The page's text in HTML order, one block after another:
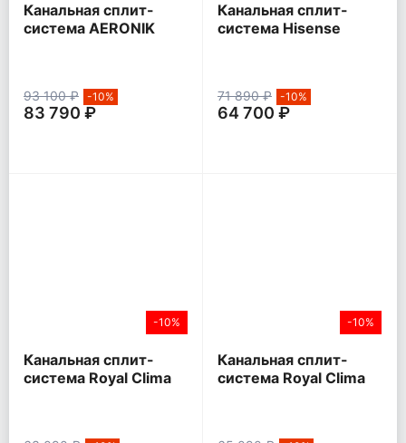
Канальная сплит-
система AERONIK
93 100 ₽ -10%
83 790 ₽
Канальная сплит-
система Hisense
71 890 ₽ -10%
64 700 ₽
-10%
Канальная сплит-
система Royal Clima
-10%
Канальная сплит-
система Royal Clima